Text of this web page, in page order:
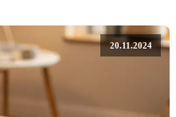
20.11.2024